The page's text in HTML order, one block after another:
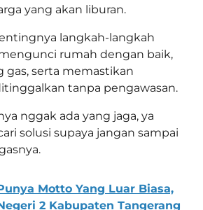
yang akan liburan.
langkah-langkah
rumah dengan baik,
serta memastikan
tanpa pengawasan.
nggak ada yang jaga, ya
solusi supaya jangan sampai
Motto Yang Luar Biasa,
2 Kabupaten Tangerang